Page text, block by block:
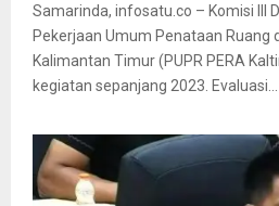
Samarinda, infosatu.co – Komisi III
Pekerjaan Umum Penataan Ruang
Kalimantan Timur (PUPR PERA
kegiatan sepanjang 2023. Evaluasi...